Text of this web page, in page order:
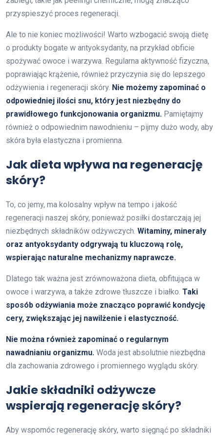
przyspieszyć proces regeneracji.
Ale to nie koniec możliwości! Warto wzbogacić swoją dietę
o produkty bogate w antyoksydanty, na przykład obficie
spożywać owoce i warzywa. Regularna aktywność fizyczna,
poprawiając krążenie, również przyczynia się do lepszego
odżywienia i regeneracji skóry. Nie możemy zapominać o
odpowiedniej ilości snu, który jest niezbędny do
prawidłowego funkcjonowania organizmu. Pamiętajmy
również o odpowiednim nawodnieniu – pijmy dużo wody, aby
skóra była elastyczna i promienna.
Jak dieta wpływa na regenerację
skóry?
To, co jemy, ma kolosalny wpływ na tempo i jakość
regeneracji naszej skóry, ponieważ posiłki dostarczają jej
niezbędnych składników odżywczych. Witaminy, minerały
oraz antyoksydanty odgrywają tu kluczową rolę,
wspierając naturalne mechanizmy naprawcze.
Dlatego tak ważna jest zrównoważona dieta, obfitująca w
owoce i warzywa, a także zdrowe tłuszcze i białko. Taki
sposób odżywiania może znacząco poprawić kondycję
cery, zwiększając jej nawilżenie i elastyczność.
Nie można również zapominać o regularnym
nawadnianiu organizmu. Woda jest absolutnie niezbędna
dla zachowania zdrowego i promiennego wyglądu skóry.
Jakie składniki odżywcze
wspierają regenerację skóry?
Aby wspomóc regenerację skóry, warto sięgnąć po składniki